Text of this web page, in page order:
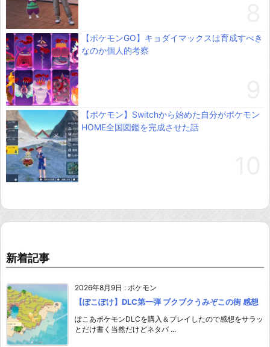
【ポケモンGO】キョダイマックスは育成すべき
なのか個人的考察
【ポケモン】Switchから始めた自分がポケモン
HOME全国図鑑を完成させた話
新着記事
2026年8月9日 : ポケモン
【ぽこぽけ】DLC第一弾 ブクブクうみぞこの街 感想
ぽこあポケモンDLCを購入＆プレイしたので感想をサラッ
とだけ書く当然だけどネタバ ...